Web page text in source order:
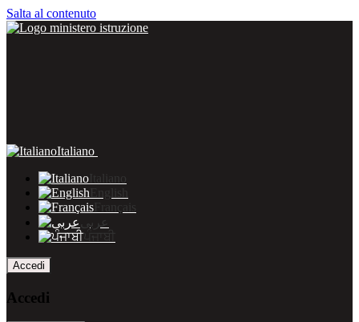
Salta al contenuto
Italiano
Italiano
English
Français
عربى
ਪੰਜਾਬੀ
Accedi
Accedi